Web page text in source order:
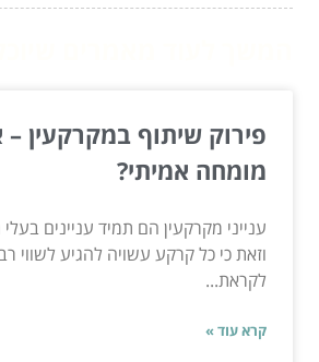
פירוק שיתוף במקרקעין –
מומחה אמיתי?
ענייני מקרקעין הם תמיד עניינים
וזאת כי כל קרקע עשויה להגיע לשווי
לקראת...
קרא עוד »